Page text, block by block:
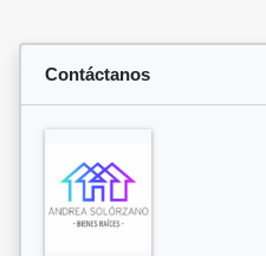
Contáctanos